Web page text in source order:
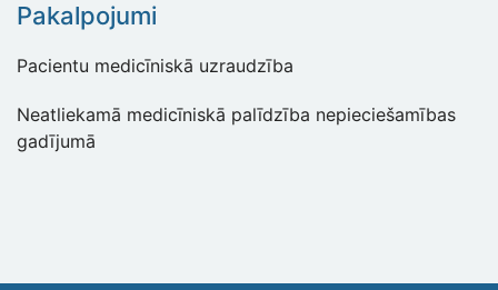
Pakalpojumi
Pacientu medicīniskā uzraudzība
Neatliekamā medicīniskā palīdzība nepieciešamības
gadījumā